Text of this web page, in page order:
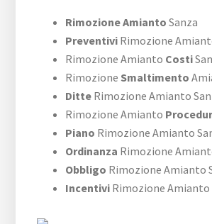
Rimozione Amianto Sanza
Preventivi Rimozione
Rimozione Amianto Costi
Rimozione Smaltimento
Ditte Rimozione Amianto
Rimozione Amianto
Piano Rimozione Amianto
Ordinanza Rimozione
Obbligo ​Rimozione Amianto
Incentivi ​Rimozione Amianto